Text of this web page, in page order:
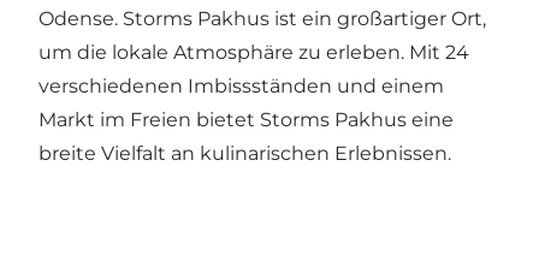
Odense. Storms Pakhus ist ein großartiger Ort,
um die lokale Atmosphäre zu erleben. Mit 24
verschiedenen Imbissständen und einem
Markt im Freien bietet Storms Pakhus eine
breite Vielfalt an kulinarischen Erlebnissen.